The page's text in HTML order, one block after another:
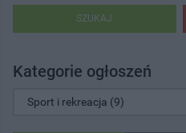
SZUKAJ
Kategorie ogłoszeń